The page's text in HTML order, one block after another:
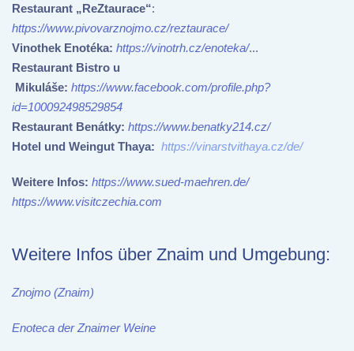
Restaurant „ReZtaurace“:
https://www.pivovarznojmo.cz/reztaurace/
Vinothek Enotéka: https://vinotrh.cz/enoteka/...
Restaurant Bistro u
Mikuláše: https://www.facebook.com/profile.php?
id=100092498529854
Restaurant Benátky: https://www.benatky214.cz/
Hotel und Weingut Thaya: https://vinarstvithaya.cz/de/
Weitere Infos: https://www.sued-maehren.de/
https://www.visitczechia.com
Weitere Infos über Znaim und Umgebung:
Znojmo (Znaim)
Enoteca der Znaimer Weine